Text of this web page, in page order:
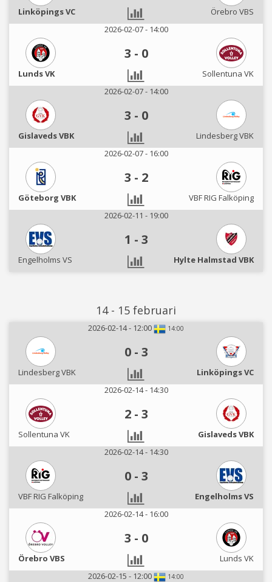
Linköpings VC
Örebro VBS
2026-02-07 - 14:00
3 - 0
Lunds VK
Sollentuna VK
2026-02-07 - 14:00
3 - 0
Gislaveds VBK
Lindesberg VBK
2026-02-07 - 16:00
3 - 2
Göteborg VBK
VBF RIG Falköping
2026-02-11 - 19:00
1 - 3
Engelholms VS Hylte Halmstad VBK
14 - 15 februari
2026-02-14 - 12:00 14:00
0 - 3
Lindesberg VBK
Linköpings VC
2026-02-14 - 14:30
2 - 3
Sollentuna VK
Gislaveds VBK
2026-02-14 - 14:30
0 - 3
VBF RIG Falköping
Engelholms VS
2026-02-14 - 16:00
3 - 0
Örebro VBS
Lunds VK
2026-02-15 - 12:00
14:00